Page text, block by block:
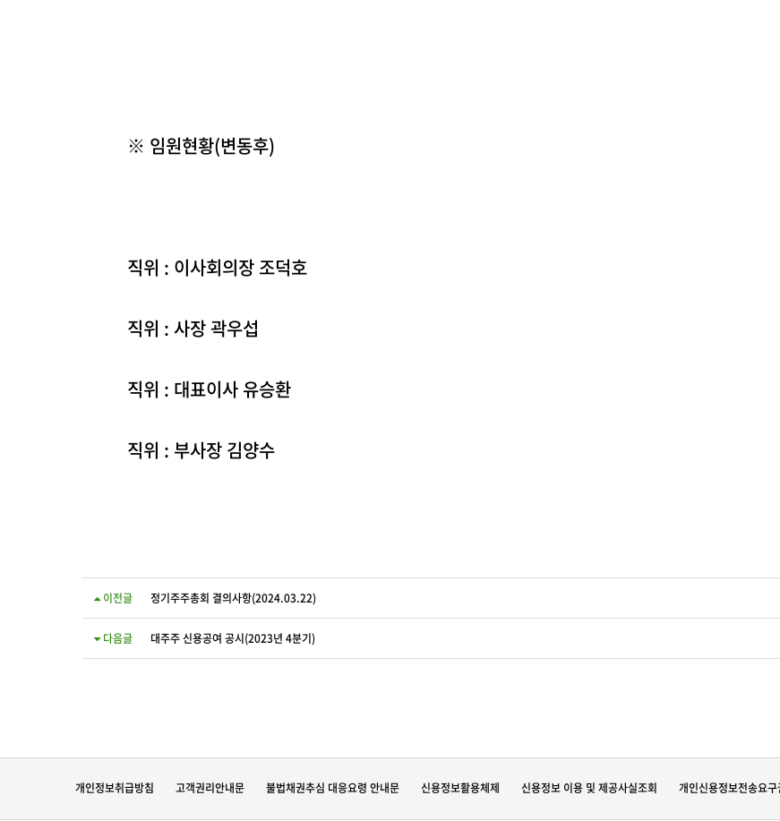
※ 임원현황(변동후)
직위 : 이사회의장 조덕호
직위 : 사장 곽우섭
직위 : 대표이사 유승환
직위 : 부사장 김양수
이전글 정기주주총회 결의사항(2024.03.22)
다음글 대주주 신용공여 공시(2023년 4분기)
개인정보취급방침 고객권리안내문 불법채권추심 대응요령 안내문 신용정보활용체제 신용정보 이용 및 제공사실조회 개인신용정보전송요구